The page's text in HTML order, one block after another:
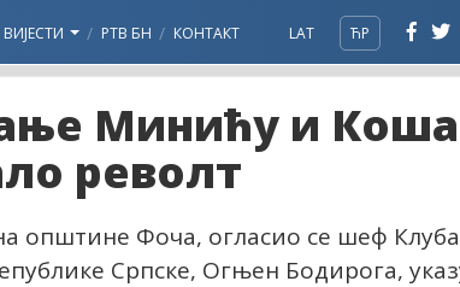
ВИЈЕСТИ РТВ БН КОНТАКТ LAT ЋР
Минићу и
револт
општине Фоча, огласио се шеф
Српске, Огњен Бодирога,